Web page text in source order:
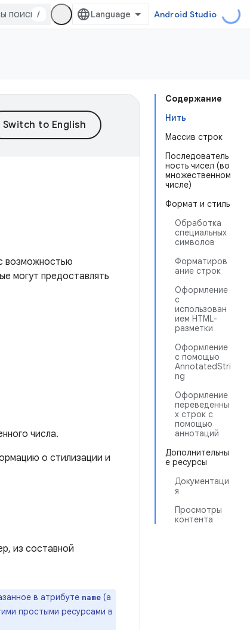
/ Android Studio
Содержание
Нить
Массив строк
Последователь
ность чисел (во
множественном
числе)
Формат и стиль
Обработка
специальных
символов
Форматиров
ание строк
Оформление
с
использован
ием HTML-
разметки
Оформление
с помощью
AnnotatedStri
ng
Оформление
переведенны
х строк с
помощью
аннотаций
Дополнительны
е ресурсы
Документаци
я
Просмотры
контента
возможностью
могут предоставлять
числа.
о стилизации и
из составной
в атрибуте name (а
простыми ресурсами в